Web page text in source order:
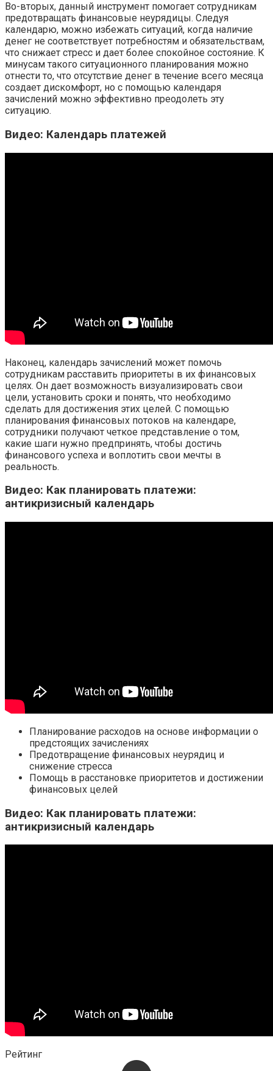
Во-вторых, данный инструмент помогает сотрудникам
предотвращать финансовые неурядицы. Следуя
календарю, можно избежать ситуаций, когда наличие
денег не соответствует потребностям и обязательствам,
что снижает стресс и дает более спокойное состояние. К
минусам такого ситуационного планирования можно
отнести то, что отсутствие денег в течение всего месяца
создает дискомфорт, но с помощью календаря
зачислений можно эффективно преодолеть эту
ситуацию.
Видео: Календарь платежей
Наконец, календарь зачислений может помочь
сотрудникам расставить приоритеты в их финансовых
целях. Он дает возможность визуализировать свои
цели, установить сроки и понять, что необходимо
сделать для достижения этих целей. С помощью
планирования финансовых потоков на календаре,
сотрудники получают четкое представление о том,
какие шаги нужно предпринять, чтобы достичь
финансового успеха и воплотить свои мечты в
реальность.
Видео: Как планировать платежи:
антикризисный календарь
Планирование расходов на основе информации о
предстоящих зачислениях
Предотвращение финансовых неурядиц и
снижение стресса
Помощь в расстановке приоритетов и достижении
финансовых целей
Видео: Как планировать платежи:
антикризисный календарь
Рейтинг